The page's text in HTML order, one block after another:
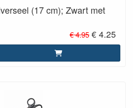
(17 cm); Zwart met
€ 4.95 € 4.25